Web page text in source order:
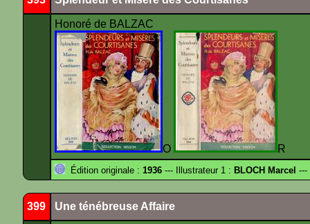
Honoré de BALZAC
O R
Édition originale : 1936 --- Illustrateur 1 : BLOCH Marcel ---
399 Une ténébreuse Affaire